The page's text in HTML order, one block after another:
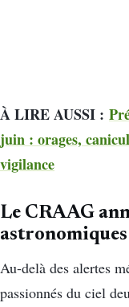
À LIRE AUSSI :
juin : orages,
vigilance
Le CRAAG
Au-delà des alertes
passionnés du ciel